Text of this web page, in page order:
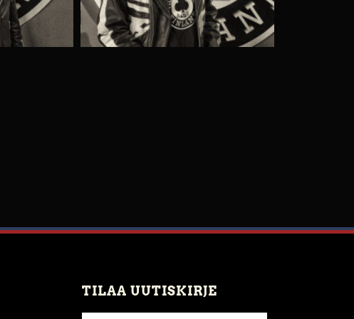
TILAA UUTISKIRJE